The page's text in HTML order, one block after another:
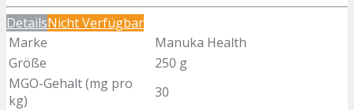
DetailsNicht Verfügbar
Marke
Manuka Health
Größe
250 g
MGO-Gehalt (mg pro
kg)
30